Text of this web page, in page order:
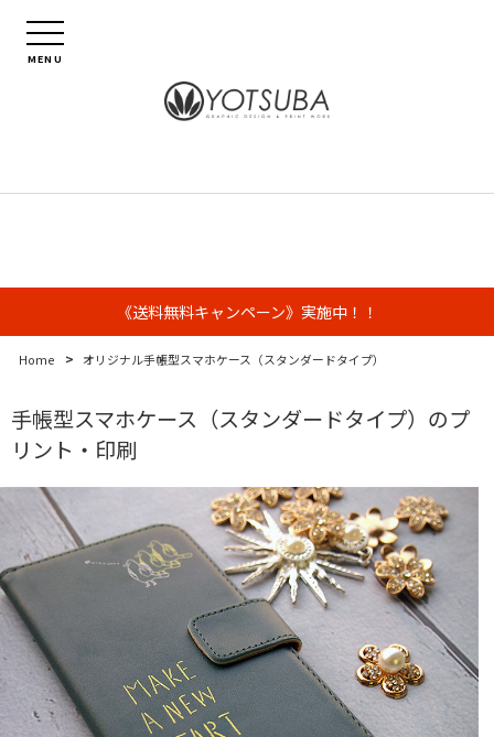
MENU
《送料無料キャンペーン》実施中！！
Home > オリジナル手帳型スマホケース（スタンダードタイプ）
手帳型スマホケース（スタンダードタイプ）のプ
リント・印刷